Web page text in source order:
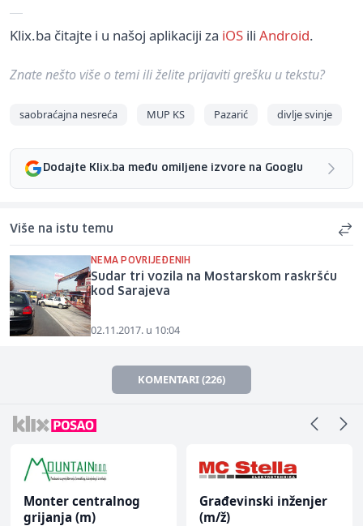
Klix.ba čitajte i u našoj aplikaciji za iOS ili Android.
Znate nešto više o temi ili želite prijaviti grešku u tekstu?
saobraćajna nesreća MUP KS Pazarić divlje svinje
Dodajte Klix.ba među omiljene izvore na Googlu
Više na istu temu
NEMA POVRIJEĐENIH
Sudar tri vozila na Mostarskom raskršću
kod Sarajeva
02.11.2017. u 10:04
KOMENTARI (226)
Monter centralnog
grijanja (m)
Građevinski inženjer
(m/ž)